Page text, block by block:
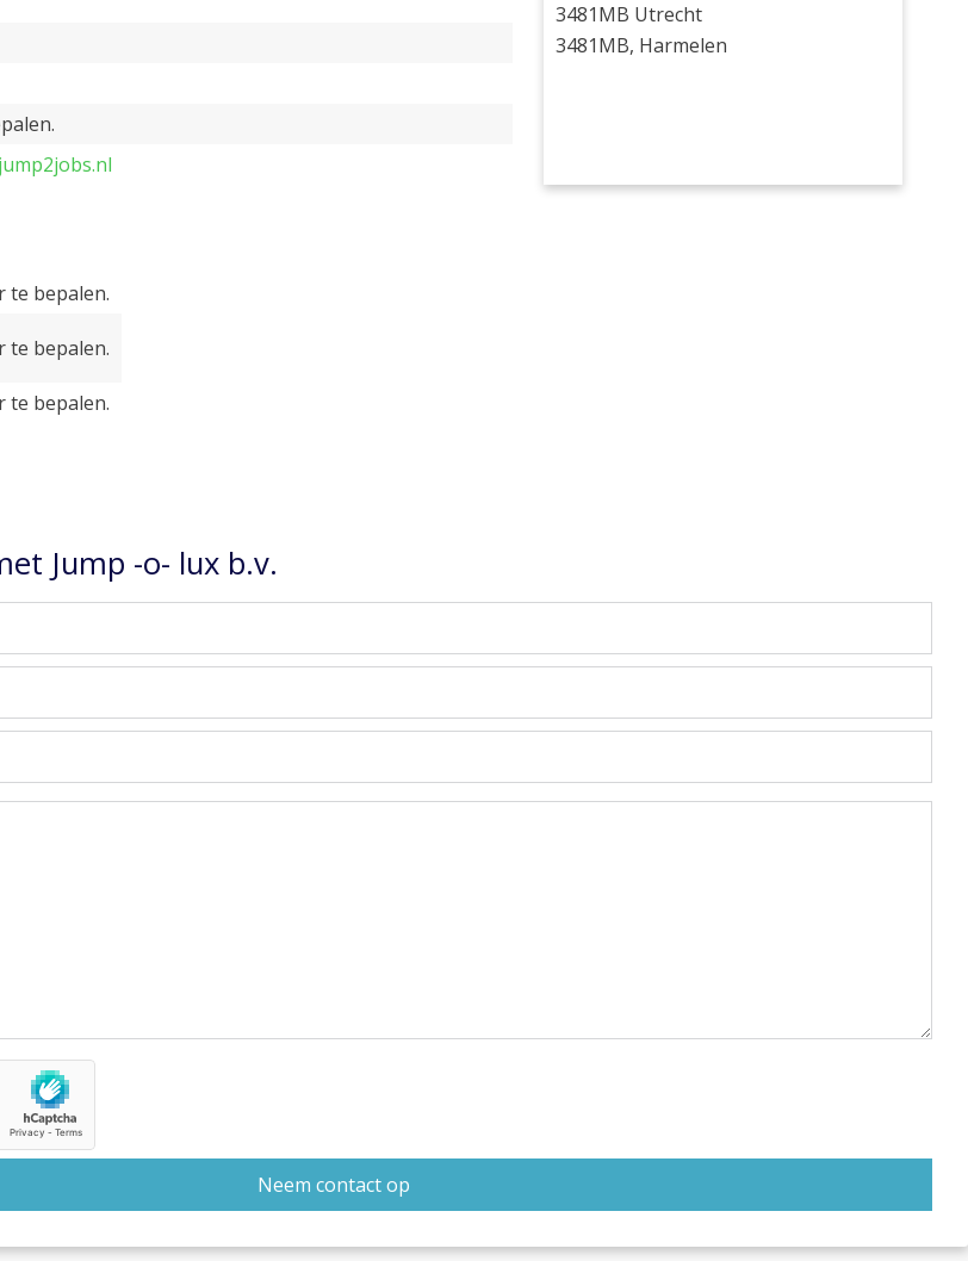
3481MB Utrecht
3481MB, Harmelen
te bepalen.
te bepalen.
te bepalen.
Jump -o- lux b.v.